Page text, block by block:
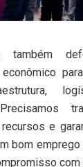
também
econômico
e
bom
com